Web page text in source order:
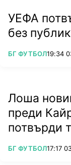
УЕФА
без
ПОВЕЧЕ ОТ
БГ ФУТБОЛ19:34
Лоша
преди
потвърди
ПОВЕЧЕ ОТ
БГ ФУТБОЛ17:17